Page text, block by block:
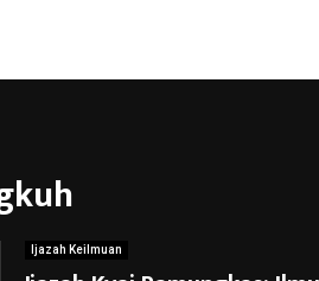
Ijazah Keilmuan